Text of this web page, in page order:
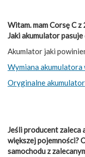
Witam. mam Corsę C
Jaki akumulator
Akumlator jaki
Wymiana
Oryginalne
Jeśli producent zaleca
większej pojemności?
samochodu z